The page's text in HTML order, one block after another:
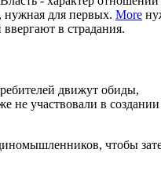
нужная для первых. More
в страдания.
движут обиды,
не участвовали в
чтобы